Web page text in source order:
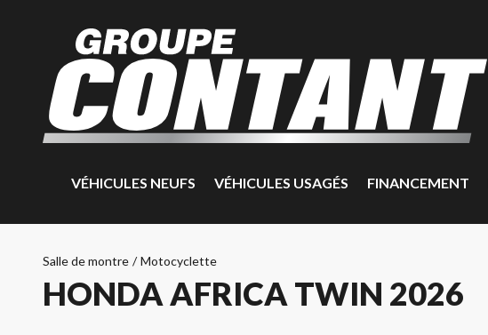
VÉHICULES NEUFS VÉHICULES USAGÉS FINANCEMENT
Salle de montre / Motocyclette
HONDA AFRICA TWIN 2026